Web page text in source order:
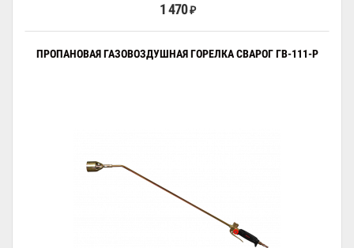
1 470 ₽
ПРОПАНОВАЯ ГАЗОВОЗДУШНАЯ ГОРЕЛКА СВАРОГ ГВ-111-Р